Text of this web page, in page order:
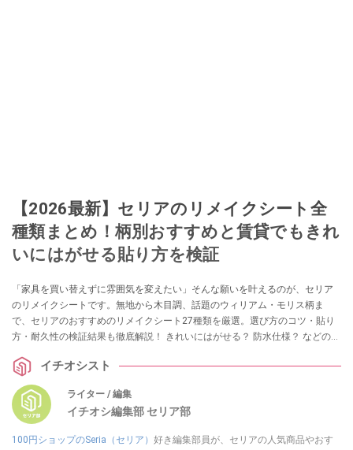
【2026最新】セリアのリメイクシート全
種類まとめ！柄別おすすめと賃貸でもきれ
いにはがせる貼り方を検証
「家具を買い替えずに雰囲気を変えたい」そんな願いを叶えるのが、セリア
のリメイクシートです。無地から木目調、話題のウィリアム・モリス柄ま
で、セリアのおすすめのリメイクシート27種類を厳選。選び方のコツ・貼り
方・耐久性の検証結果も徹底解説！ きれいにはがせる？ 防水仕様？ などの気
てくださいね。
イチオシスト
ライター / 編集
イチオシ編集部 セリア部
100円ショップのSeria（セリア） 好き編集部員が、セリアの人気商品やおす